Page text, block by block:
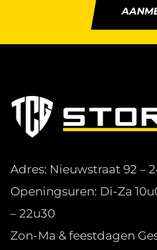
Adres: Nieuwstraat 92 –
Openingsuren: Di-Za
– 22u30
Zon-Ma & feestdagen